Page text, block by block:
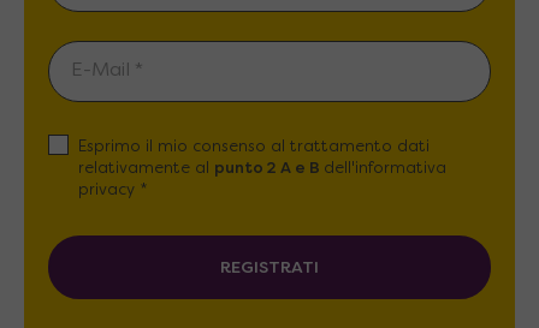
Esprimo il mio consenso al trattamento dati
relativamente al
punto 2 A e B dell'informativa
privacy *
REGISTRATI